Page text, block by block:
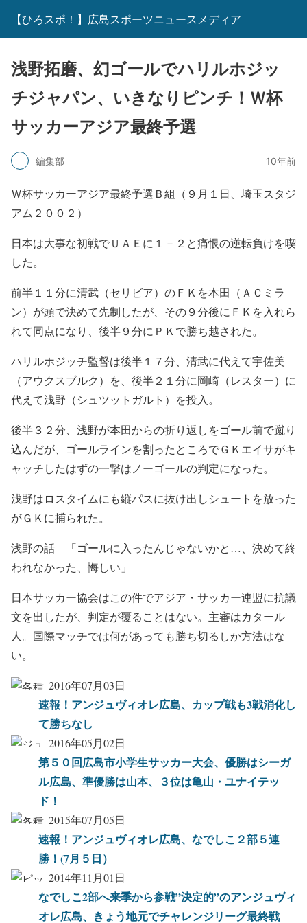
【ひろスポ！】広島スポーツニュースメディア
浅野拓磨、幻ゴールでハリルホジッ
チジャパン、いきなりピンチ！Ｗ杯
サッカーアジア最終予選
編集部 10年前
Ｗ杯サッカーアジア最終予選Ｂ組（９月１日、埼玉スタジ
アム２００２）
日本は大事な初戦でＵＡＥに１－２と痛恨の逆転負けを喫
した。
前半１１分に清武（セリビア）のＦＫを本田（ＡＣミラ
ン）が頭で決めて先制したが、その９分後にＦＫを入れら
れて同点になり、後半９分にＰＫで勝ち越された。
ハリルホジッチ監督は後半１７分、清武に代えて宇佐美
（アウクスブルク）を、後半２１分に岡崎（レスター）に
代えて浅野（シュツットガルト）を投入。
後半３２分、浅野が本田からの折り返しをゴール前で蹴り
込んだが、ゴールラインを割ったところでＧＫエイサがキ
ャッチしたはずの一撃はノーゴールの判定になった。
浅野はロスタイムにも縦パスに抜け出しシュートを放った
がＧＫに捕られた。
浅野の話 「ゴールに入ったんじゃないかと…、決めて終
われなかった、悔しい」
日本サッカー協会はこの件でアジア・サッカー連盟に抗議
文を出したが、判定が覆ることはない。主審はカタール
人。国際マッチでは何があっても勝ち切るしか方法はな
い。
2016年07月03日
速報！アンジュヴィオレ広島、カップ戦も3戦消化し
て勝ちなし
2016年05月02日
第５０回広島市小学生サッカー大会、優勝はシーガ
ル広島、準優勝は山本、３位は亀山・ユナイテッ
ド！
2015年07月05日
速報！アンジュヴィオレ広島、なでしこ２部５連
勝！(7月５日）
2014年11月01日
なでしこ2部へ来季から参戦”決定的”のアンジュヴィ
オレ広島、きょう地元でチャレンジリーグ最終戦